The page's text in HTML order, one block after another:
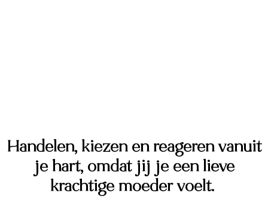
Handelen, kiezen en reageren vanuit
je hart, omdat jij je een lieve
krachtige moeder voelt.